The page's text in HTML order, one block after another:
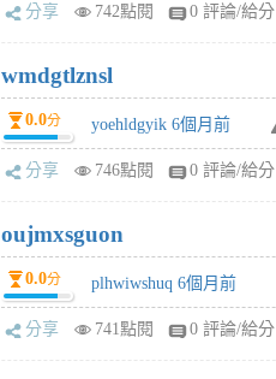
分享 742點閱 0 評論/給分
wmdgtlznsl
0.0分 yoehldgyik 6個月前
分享 746點閱 0 評論/給分
oujmxsguon
0.0分 plhwiwshuq 6個月前
分享 741點閱 0 評論/給分